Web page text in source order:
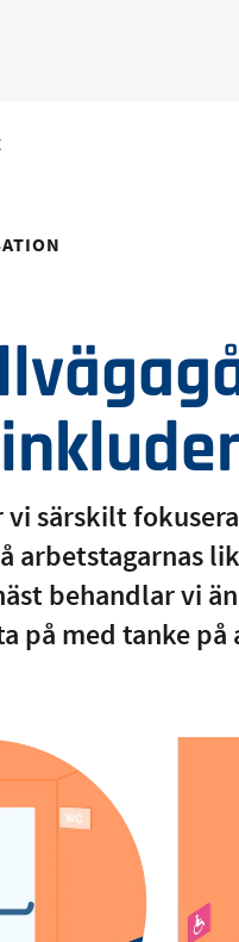
vi särskilt
arbetstagarnas
behandlar vi
på med tanke